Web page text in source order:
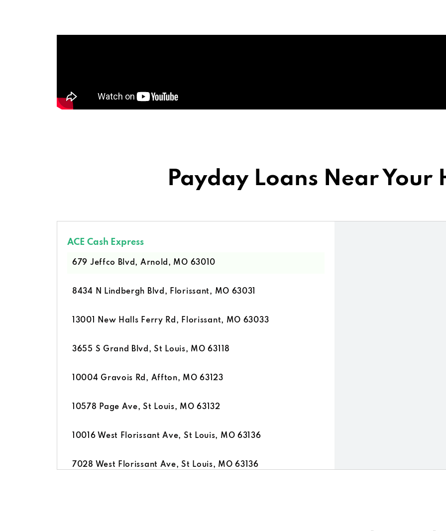
Payday Loans Near Your
ACE Cash Express
679 Jeffco Blvd, Arnold, MO 63010
8434 N Lindbergh Blvd, Florissant, MO 63031
13001 New Halls Ferry Rd, Florissant, MO 63033
3655 S Grand Blvd, St Louis, MO 63118
10004 Gravois Rd, Affton, MO 63123
10578 Page Ave, St Louis, MO 63132
10016 West Florissant Ave, St Louis, MO 63136
7028 West Florissant Ave, St Louis, MO 63136